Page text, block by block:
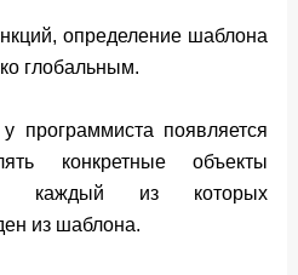
определение шаблона
глобальным.
программиста появляется
конкретные объекты
каждый из которых
из шаблона.